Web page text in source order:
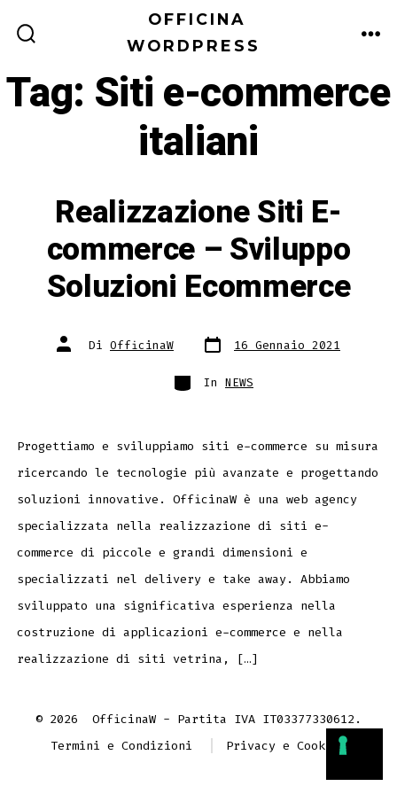
COMMUTATORE
OFFICINA
WORDPRESS
Tag: Siti e-commerce
italiani
Realizzazione Siti E-
commerce – Sviluppo
Soluzioni Ecommerce
Autore
articolo
Di OfficinaW Data
articolo16 Gennaio 2021
Categorie
In NEWS
Progettiamo e sviluppiamo siti e-commerce su misura
ricercando le tecnologie più avanzate e progettando
soluzioni innovative. OfficinaW è una web agency
specializzata nella realizzazione di siti e-
commerce di piccole e grandi dimensioni e
specializzati nel delivery e take away. Abbiamo
sviluppato una significativa esperienza nella
costruzione di applicazioni e-commerce e nella
realizzazione di siti vetrina, […]
© 2026 OfficinaW - Partita IVA IT03377330612.
Termini e Condizioni
Privacy e Cookies